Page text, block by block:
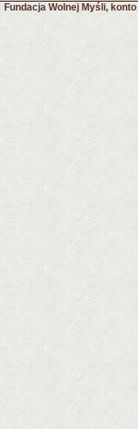
Fundacja Wolnej Myśli,